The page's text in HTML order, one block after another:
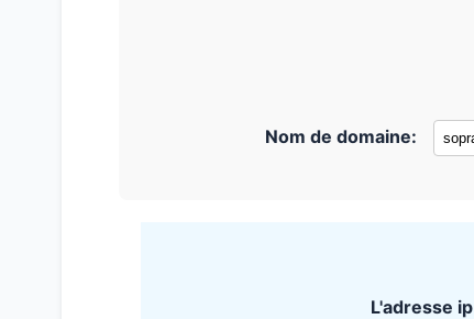
Nom de domaine:
L'adresse